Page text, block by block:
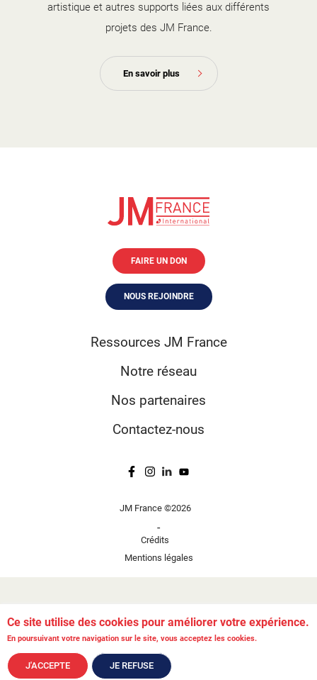
artistique et autres supports liées aux différents
projets des JM France.
En savoir plus
FAIRE UN DON
NOUS REJOINDRE
Ressources JM France
Notre réseau
Nos partenaires
Contactez-nous
JM France ©2026
-
Crédits
Mentions légales
Ce site utilise des cookies pour améliorer votre expérience.
En poursuivant votre navigation sur le site, vous acceptez les cookies.
J'ACCEPTE JE REFUSE